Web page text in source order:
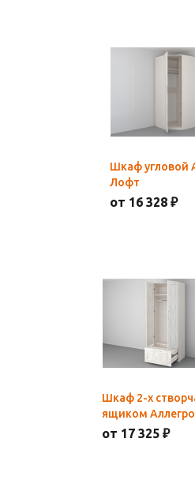
Шкаф угловой
Лофт
от 16 328 ₽
Шкаф 2-х
ящиком
от 17 325 ₽